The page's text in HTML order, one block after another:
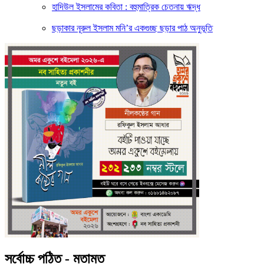
হাদিউল ইসলামের কবিতা : বহুমাত্রিক চেতনায় ঋদ্ধ
ছড়াকার নূরুল ইসলাম মনি’র একগুচ্ছ ছড়ার পাঠ অনুভূতি
সর্বোচ্চ পঠিত - মতামত